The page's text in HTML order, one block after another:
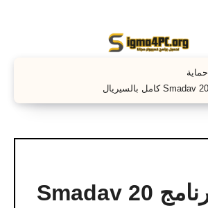
حماية
تحميل برنامج Smadav 20